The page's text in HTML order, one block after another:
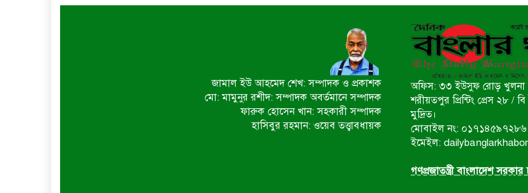
জামাল ইউ আহমেদ শেখ: সম্পাদক ও প্রকাশক
মো: মামুনুর রশীদ: সম্পাদক অবর্তমানে সম্পাদক
ফারুক হোসেন খান: সহকারী সম্পাদক
হাসিবুর রহমান: ওয়েব তত্ত্বাবধায়ক
অফিস: ৩৩ ইউসুফ রোড় খুলনা
শরীয়তপুর প্রিন্টিং প্রেস ২৮ /
মুদ্রিত।
মোবাইল নং: ০১৭১৪৫৯৭২৮৬
ইমেইল:
গণপ্রজাতন্ত্রী বাংলাদেশ সরকার